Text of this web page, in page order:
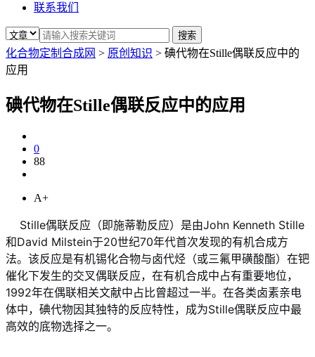
联系我们
化合物定制合成网 > 原创知识 > 碘代物在Stille偶联反应中的
应用
碘代物在Stille偶联反应中的应用
0
88
A+
Stille偶联反应（即施蒂勒反应）是由John Kenneth Stille
和David Milstein于20世纪70年代首次发现的有机合成方
法。该反应是有机锡化合物与卤代烃（或三氟甲磺酸酯）在钯
催化下发生的交叉偶联反应，在有机合成中占有重要地位，
1992年在偶联相关文献中占比曾超过一半。在各类卤素亲电
体中，碘代物因其独特的反应特性，成为Stille偶联反应中最
高效的底物选择之一。